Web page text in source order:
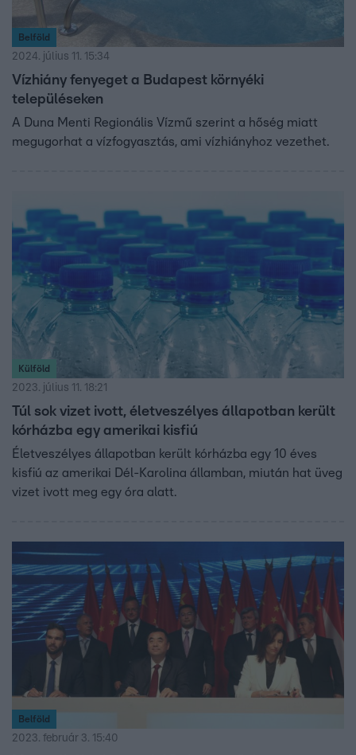
Belföld
2024. július 11. 15:34
Vízhiány fenyeget a Budapest környéki
településeken
A Duna Menti Regionális Vízmű szerint a hőség miatt
megugorhat a vízfogyasztás, ami vízhiányhoz vezethet.
Külföld
2023. július 11. 18:21
Túl sok vizet ivott, életveszélyes állapotban került
kórházba egy amerikai kisfiú
Életveszélyes állapotban került kórházba egy 10 éves
kisfiú az amerikai Dél-Karolina államban, miután hat üveg
vizet ivott meg egy óra alatt.
Belföld
2023. február 3. 15:40